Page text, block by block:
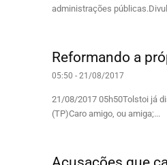
administrações
Reformando a
05:50 - 21/08/2017
21/08/2017 05h50Tolstoi já
(TP)Caro amigo, ou amiga;...